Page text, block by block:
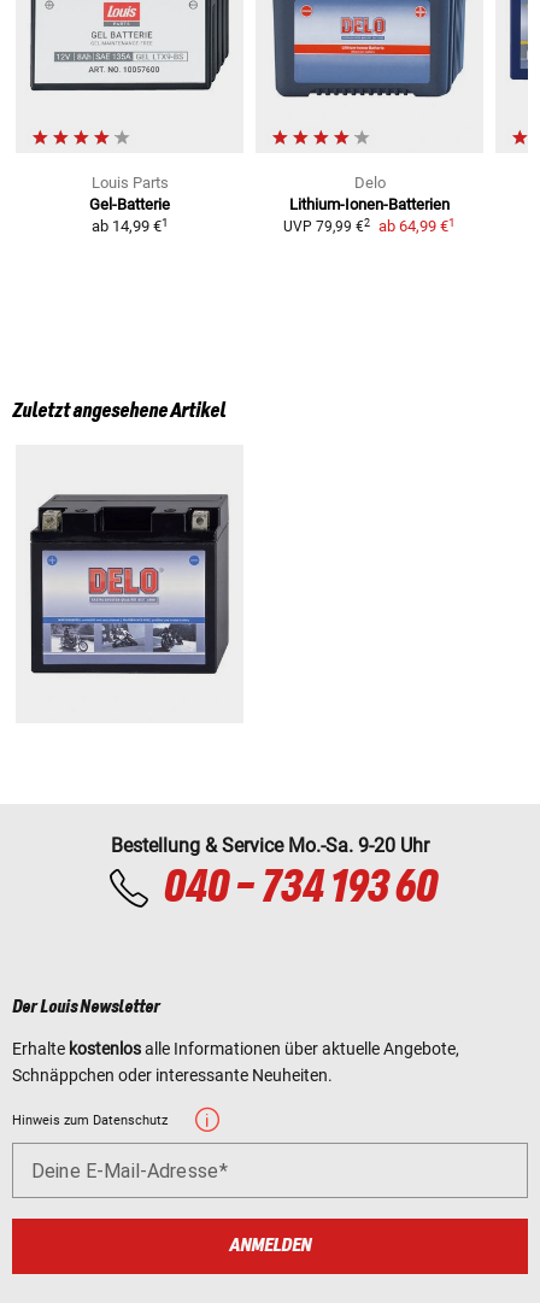
Louis Parts
Gel-Batterie
ab 14,99 €1
Delo
Lithium-Ionen-Batterien
UVP 79,99 €2 ab 64,99 €1
Zuletzt angesehene Artikel
Bestellung & Service Mo.-Sa. 9-20 Uhr
040 - 734 193 60
Der Louis Newsletter
Erhalte kostenlosalle Informationen über aktuelle Angebote,
Schnäppchen oder interessante Neuheiten.
Hinweis zum Datenschutz
Deine E-Mail-Adresse
ANMELDEN